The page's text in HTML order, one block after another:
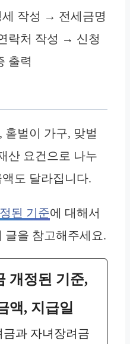
작성 → 전세금명
락처 작성 → 신청
출력
홑벌이 가구, 맞벌
산 요건으로 나누
도 달라집니다.
된 기준에 대해서
글을 참고해주세요.
개정된 기준,
액, 지급일
과 자녀장려금